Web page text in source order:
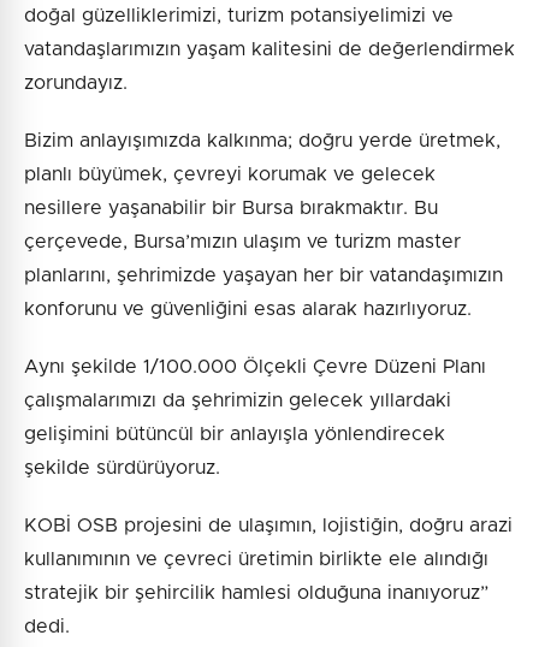
doğal güzelliklerimizi, turizm potansiyelimizi ve
vatandaşlarımızın yaşam kalitesini de değerlendirmek
zorundayız.
Bizim anlayışımızda kalkınma; doğru yerde üretmek,
planlı büyümek, çevreyi korumak ve gelecek
nesillere yaşanabilir bir Bursa bırakmaktır. Bu
çerçevede, Bursa’mızın ulaşım ve turizm master
planlarını, şehrimizde yaşayan her bir vatandaşımızın
konforunu ve güvenliğini esas alarak hazırlıyoruz.
Aynı şekilde 1/100.000 Ölçekli Çevre Düzeni Planı
çalışmalarımızı da şehrimizin gelecek yıllardaki
gelişimini bütüncül bir anlayışla yönlendirecek
şekilde sürdürüyoruz.
KOBİ OSB projesini de ulaşımın, lojistiğin, doğru arazi
kullanımının ve çevreci üretimin birlikte ele alındığı
stratejik bir şehircilik hamlesi olduğuna inanıyoruz”
dedi.